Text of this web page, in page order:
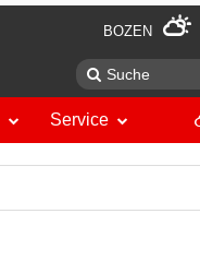
BOZEN
Service